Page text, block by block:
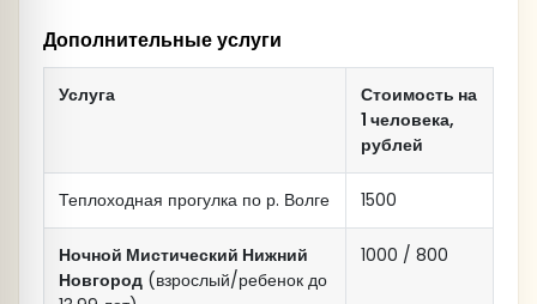
(Резервные отели: "Русский капитал",
"Гранд отель Ока", "Заречная", "Славянка").
Ужин в ресторане отеля (при покупке тура с
ужинами).
Дополнительные услуги
Услуга
Стоимость на
1 человека,
рублей
Теплоходная прогулка по р. Волге 1500
Ночной Мистический Нижний
Новгород (взрослый/ребенок до
1000 / 800